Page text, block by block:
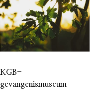
KGB-
gevangenismuseum